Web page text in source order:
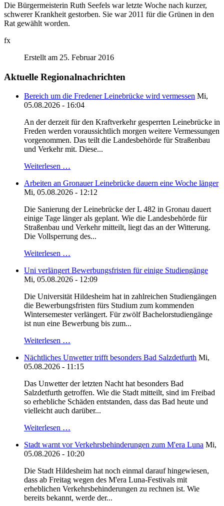
Die Bürgermeisterin Ruth Seefels war letzte Woche nach kurzer,
schwerer Krankheit gestorben. Sie war 2011 für die Grünen in den
Rat gewählt worden.
fx
Erstellt am 25. Februar 2016
Aktuelle Regionalnachrichten
Bereich um die Fredener Leinebrücke wird vermessen Mi,
05.08.2026 - 16:04
An der derzeit für den Kraftverkehr gesperrten Leinebrücke in
Freden werden voraussichtlich morgen weitere Vermessungen
vorgenommen. Das teilt die Landesbehörde für Straßenbau
und Verkehr mit. Diese...
Weiterlesen …
Arbeiten an Gronauer Leinebrücke dauern eine Woche länger
Mi, 05.08.2026 - 12:12
Die Sanierung der Leinebrücke der L 482 in Gronau dauert
einige Tage länger als geplant. Wie die Landesbehörde für
Straßenbau und Verkehr mitteilt, liegt das an der Witterung.
Die Vollsperrung des...
Weiterlesen …
Uni verlängert Bewerbungsfristen für einige Studiengänge
Mi, 05.08.2026 - 12:09
Die Universität Hildesheim hat in zahlreichen Studiengängen
die Bewerbungsfristen fürs Studium zum kommenden
Wintersemester verlängert. Für zwölf Bachelorstudiengänge
ist nun eine Bewerbung bis zum...
Weiterlesen …
Nächtliches Unwetter trifft besonders Bad Salzdetfurth Mi,
05.08.2026 - 11:15
Das Unwetter der letzten Nacht hat besonders Bad
Salzdetfurth getroffen. Wie die Stadt mitteilt, sind im Freibad
so erhebliche Schäden entstanden, dass das Bad heute und
vielleicht auch darüber...
Weiterlesen …
Stadt warnt vor Verkehrsbehinderungen zum M'era Luna Mi,
05.08.2026 - 10:20
Die Stadt Hildesheim hat noch einmal darauf hingewiesen,
dass ab Freitag wegen des M'era Luna-Festivals mit
erheblichen Verkehrsbehinderungen zu rechnen ist. Wie
bereits bekannt, werde der...